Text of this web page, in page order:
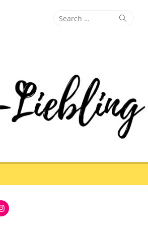
Search
Search
Instagram